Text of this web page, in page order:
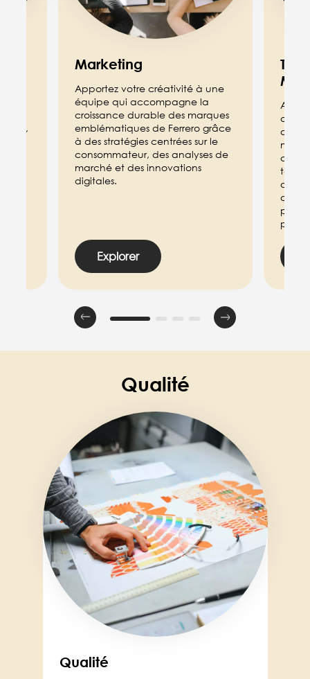
Marketing
Apportez votre créativité à une
équipe qui accompagne la
croissance durable des marques
emblématiques de Ferrero grâce
à des stratégies centrées sur le
consommateur, des analyses de
marché et des innovations
digitales.
Explorer
avec
tarifs,
des
des
pour
Qualité
Qualité